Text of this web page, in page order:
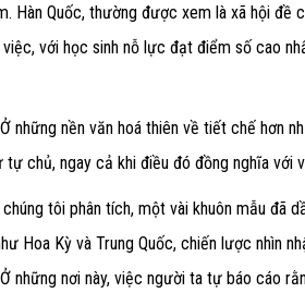
Hàn Quốc, thường được xem là xã hội
với học sinh nỗ lực đạt điểm số cao
những nền văn hoá thiên về tiết chế hơn
chủ, ngay cả khi điều đó đồng nghĩa với
tôi phân tích, một vài khuôn mẫu đã
Hoa Kỳ và Trung Quốc, chiến lược nhìn
những nơi này, việc người ta tự báo cáo